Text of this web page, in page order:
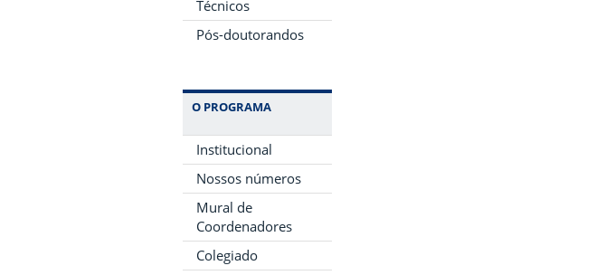
Técnicos
Pós-doutorandos
O PROGRAMA
Institucional
Nossos números
Mural de
Coordenadores
Colegiado